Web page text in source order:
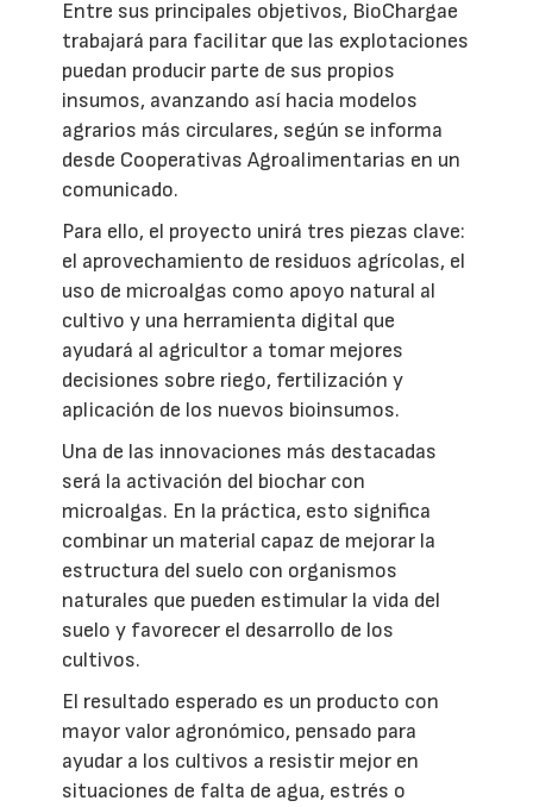
Entre sus principales objetivos, BioChargae
trabajará para facilitar que las explotaciones
puedan producir parte de sus propios
insumos, avanzando así hacia modelos
agrarios más circulares, según se informa
desde Cooperativas Agroalimentarias en un
comunicado.
Para ello, el proyecto unirá tres piezas clave:
el aprovechamiento de residuos agrícolas, el
uso de microalgas como apoyo natural al
cultivo y una herramienta digital que
ayudará al agricultor a tomar mejores
decisiones sobre riego, fertilización y
aplicación de los nuevos bioinsumos.
Una de las innovaciones más destacadas
será la activación del biochar con
microalgas. En la práctica, esto significa
combinar un material capaz de mejorar la
estructura del suelo con organismos
naturales que pueden estimular la vida del
suelo y favorecer el desarrollo de los
cultivos.
El resultado esperado es un producto con
mayor valor agronómico, pensado para
ayudar a los cultivos a resistir mejor en
situaciones de falta de agua, estrés o